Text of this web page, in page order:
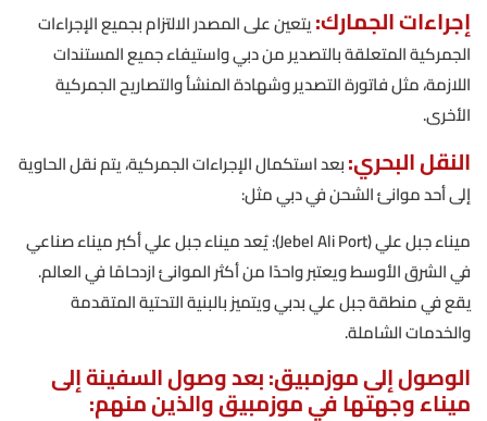
إجراءات الجمارك:يتعين على المصدر الالتزام بجميع الإجراءات
الجمركية المتعلقة بالتصدير من دبي واستيفاء جميع المستندات
اللازمة، مثل فاتورة التصدير وشهادة المنشأ والتصاريح الجمركية
الأخرى.
النقل البحري:بعد استكمال الإجراءات الجمركية، يتم نقل الحاوية
إلى أحد موانئ الشحن في دبي مثل:
ميناء جبل علي (Jebel Ali Port): يُعد ميناء جبل علي أكبر ميناء صناعي
في الشرق الأوسط ويعتبر واحدًا من أكثر الموانئ ازدحامًا في العالم.
يقع في منطقة جبل علي بدبي ويتميز بالبنية التحتية المتقدمة
والخدمات الشاملة.
الوصول إلى موزمبيق: بعد وصول السفينة إلى
ميناء وجهتها في موزمبيق والذين منهم: